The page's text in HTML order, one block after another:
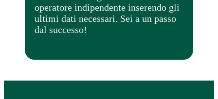
operatore indipendente inserendo gli
ultimi dati necessari. Sei a un passo
dal successo!